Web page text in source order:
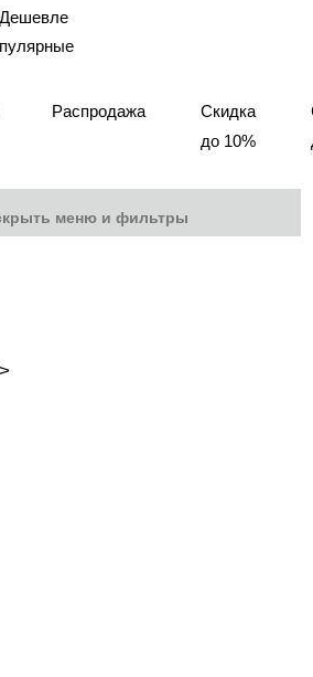
Дешевле
Распродажа
Скидка
до 10%
меню и фильтры